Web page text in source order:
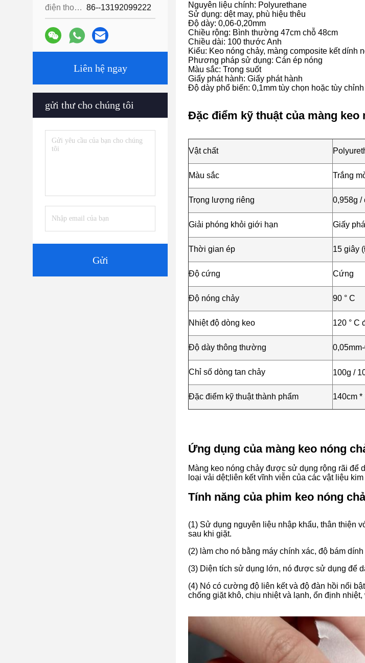
điện thoại: 86--13192099222
Liên hệ ngay
gửi thư cho chúng tôi
Gửi
Nguyên liệu chính: Polyurethane
Sử dụng: dệt may, phù hiệu thêu
Độ dày: 0,06-0,20mm
Chiều rộng: Bình thường 47cm chỗ 48cm
Chiều dài: 100 thước Anh
Kiểu: Keo nóng chảy, màng composite kết dính
Phương pháp sử dụng: Cán ép nóng
Màu sắc: Trong suốt
Giấy phát hành: Giấy phát hành
Độ dày phổ biến: 0,1mm tùy chọn hoặc tùy chỉnh
Đặc điểm kỹ thuật của màng keo
Vật chất
Màu sắc Trắng
Trọng lượng riêng 0,958g /
Giải phóng khỏi giới hạn Giấy
Thời gian ép 15 giây
Độ cứng Cứng
Độ nóng chảy 90 ° C
Nhiệt độ dòng keo 120 ° C
Độ dày thông thường
Chỉ số dòng tan chảy 100g /
Đặc điểm kỹ thuật thành phẩm 140cm *
Ứng dụng của màng keo nóng
Màng keo nóng chảy được sử dụng rộng rãi để
loại vải dệt;liên kết vĩnh viễn của các vật liệu
Tính năng của phim keo nóng
(1) Sử dụng nguyên liệu nhập khẩu, thân thiện
sau khi giặt.
(2) làm cho nó bằng máy chính xác, độ bám
(3) Diện tích sử dụng lớn, nó được sử dụng để
(4) Nó có cường độ liên kết và độ đàn hồi nổi
chống giặt khô, chịu nhiệt và lạnh, ổn định nhiệt,